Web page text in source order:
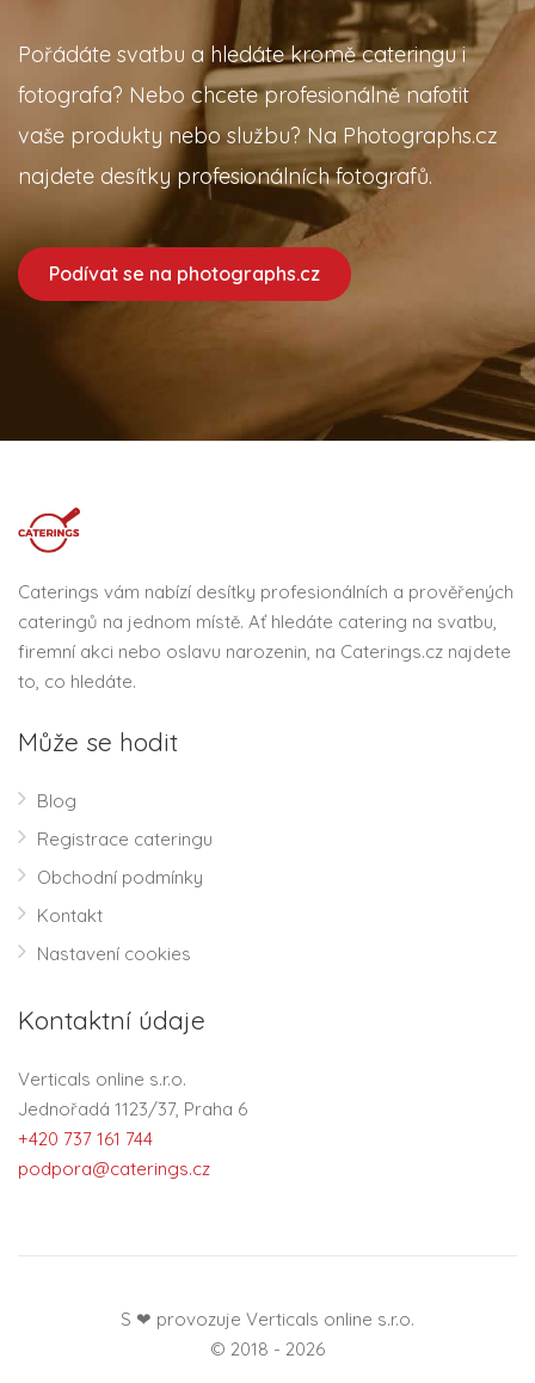
Pořádáte svatbu a hledáte kromě cateringu i
fotografa? Nebo chcete profesionálně nafotit
vaše produkty nebo službu? Na Photographs.cz
najdete desítky profesionálních fotografů.
Podívat se na photographs.cz
Caterings vám nabízí desítky profesionálních a prověřených
cateringů na jednom místě. Ať hledáte catering na svatbu,
firemní akci nebo oslavu narozenin, na Caterings.cz najdete
to, co hledáte.
Může se hodit
Blog
Registrace cateringu
Obchodní podmínky
Kontakt
Nastavení cookies
Kontaktní údaje
Verticals online s.r.o.
Jednořadá 1123/37, Praha 6
+420 737 161 744
podpora@caterings.cz
S ❤ provozuje Verticals online s.r.o.
© 2018 - 2026